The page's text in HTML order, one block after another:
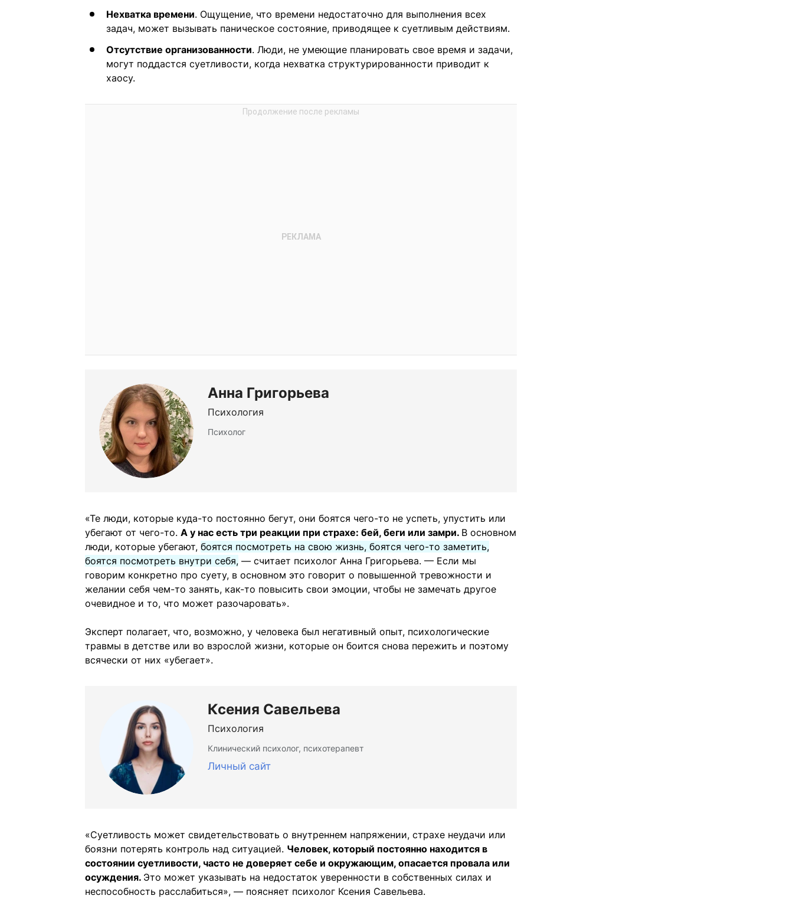
Нехватка времени. Ощущение, что времени недостаточно для выполнения всех
задач, может вызывать паническое состояние, приводящее к суетливым действиям.
Отсутствие организованности. Люди, не умеющие планировать свое время и задачи,
могут поддастся суетливости, когда нехватка структурированности приводит к
хаосу.
Анна Григорьева
Психология
Психолог
«Те люди, которые куда-то постоянно бегут, они боятся чего-то не успеть, упустить или
убегают от чего-то. А у нас есть три реакции при страхе: бей, беги или замри. В основном
люди, которые убегают, боятся посмотреть на свою жизнь, боятся чего-то заметить,
боятся посмотреть внутри себя, — считает психолог Анна Григорьева. — Если мы
говорим конкретно про суету, в основном это говорит о повышенной тревожности и
желании себя чем-то занять, как-то повысить свои эмоции, чтобы не замечать другое
очевидное и то, что может разочаровать».
Эксперт полагает, что, возможно, у человека был негативный опыт, психологические
травмы в детстве или во взрослой жизни, которые он боится снова пережить и поэтому
всячески от них «убегает».
Ксения Савельева
Психология
Клинический психолог, психотерапевт
Личный сайт
«Суетливость может свидетельствовать о внутреннем напряжении, страхе неудачи или
боязни потерять контроль над ситуацией. Человек, который постоянно находится в
состоянии суетливости, часто не доверяет себе и окружающим, опасается провала или
осуждения. Это может указывать на недостаток уверенности в собственных силах и
неспособность расслабиться», — поясняет психолог Ксения Савельева.